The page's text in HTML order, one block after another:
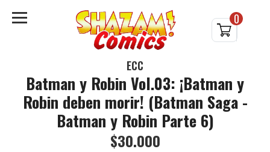
0
ECC
Batman y Robin Vol.03: ¡Batman y
Robin deben morir! (Batman Saga -
Batman y Robin Parte 6)
$30.000